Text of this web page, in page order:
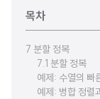
목차
7 분할 정복
7.1 분할 정복
예제: 수열의 빠
예제: 병합 정렬